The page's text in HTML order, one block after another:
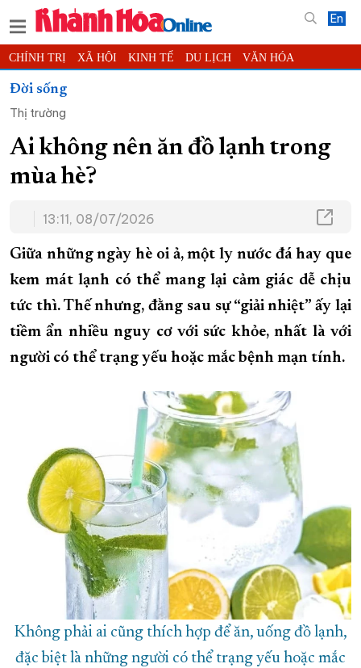
En
CHÍNH TRỊ XÃ HỘI KINH TẾ DU LỊCH VĂN HÓA
THỂ THAO
KHOA HỌC - CÔNG NGHỆ
THẾ GIỚI MULTIMEDIA VIDEO ĐỌC BÁO ONLINE
PODCAST THÔNG TIN - QUẢNG CÁO
TRƯỜNG SA BIỂN ĐẢO QUÊ HƯƠNG
CHUNG TAY CẢI CÁCH HÀNH CHÍNH
XÂY DỰNG NÔNG THÔN MỚI LỊCH CẮT ĐIỆN
TÀU - XE - MÁY BAY
KỶ NIỆM 370 NĂM XÂY DỰNG VÀ PHÁT TRIỂN TỈNH KHÁNH HÒA
KHOẢNH KHẮC ĐẸP XỨ TRẦM
TRANG CHỦ VỀ BÁO KHÁNH HÒA
Đời sống
Thị trường
Ai không nên ăn đồ lạnh trong
mùa hè?
13:11, 08/07/2026
Giữa những ngày hè oi ả, một ly nước đá hay que
kem mát lạnh có thể mang lại cảm giác dễ chịu
tức thì. Thế nhưng, đằng sau sự “giải nhiệt” ấy lại
tiềm ẩn nhiều nguy cơ với sức khỏe, nhất là với
người có thể trạng yếu hoặc mắc bệnh mạn tính.
Không phải ai cũng thích hợp để ăn, uống đồ lạnh,
đặc biệt là những người có thể trạng yếu hoặc mắc